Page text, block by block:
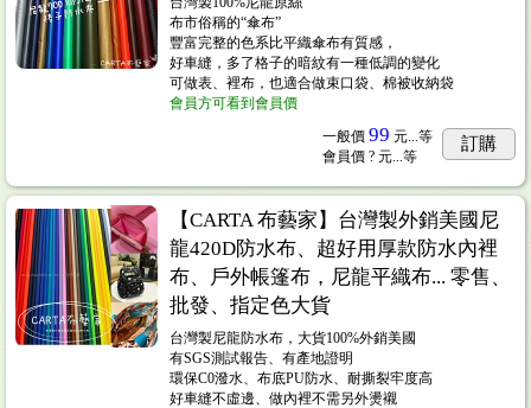
布市俗稱的“傘布”
豐富完整的色系比平織傘布有質感，
好車縫，多了格子的暗紋有一種低調的變化
可做表、裡布，也適合做束口袋、棉被收納袋
會員方可看到會員價
一般價 99 元...等
會員價 ? 元...等
訂購
【CARTA 布藝家】台灣製外銷美國尼
龍420D防水布、超好用厚款防水內裡
布、戶外帳篷布，尼龍平織布... 零售、
批發、指定色大貨
台灣製尼龍防水布，大貨100%外銷美國
有SGS測試報告、有產地證明
環保C0潑水、布底PU防水、耐撕裂牢度高
好車縫不虛邊、做內裡不需另外燙襯